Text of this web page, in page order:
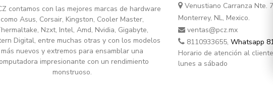
contamos con las mejores marcas de hardware
como Asus, Corsair, Kingston, Cooler Master,
Nzxt, Intel, Amd, Nvidia, Gigabyte,
Digital, entre muchas otras y con los modelos
más nuevos y extremos para ensamblar una
impresionante con un rendimiento
monstruoso.
Venustiano Carranza Nte.
Monterrey, NL, Mexico.
ventas@pcz.mx
8110933655, Whatsapp
Horario de atención al
lunes a sábado